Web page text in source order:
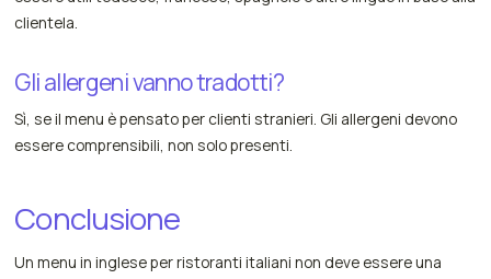
clientela.
Gli allergeni vanno tradotti?
Sì, se il menu è pensato per clienti stranieri. Gli allergeni devono
essere comprensibili, non solo presenti.
Conclusione
Un menu in inglese per ristoranti italiani non deve essere una